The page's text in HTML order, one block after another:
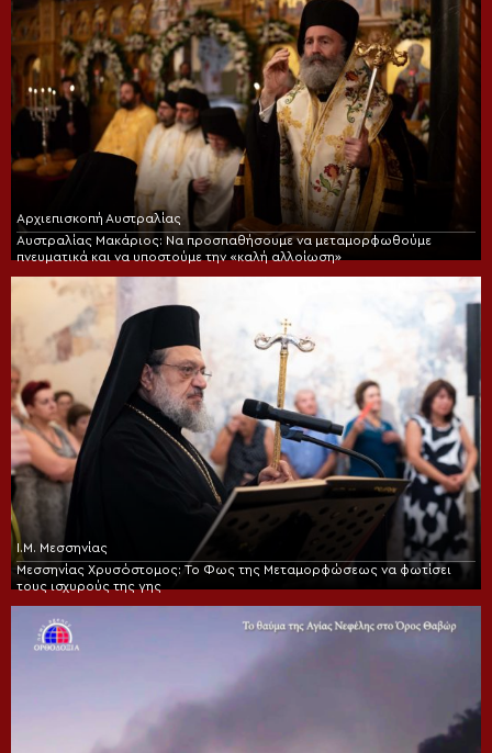
Αρχιεπισκοπή Αυστραλίας
Αυστραλίας Μακάριος: Να προσπαθήσουμε να μεταμορφωθούμε
πνευματικά και να υποστούμε την «καλή αλλοίωση»
Ι.Μ. Μεσσηνίας
Μεσσηνίας Χρυσόστομος: Το Φως της Μεταμορφώσεως να φωτίσει
τους ισχυρούς της γης